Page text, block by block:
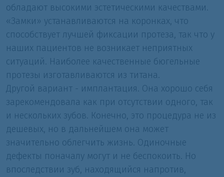
обладают высокими эстетическими качествами.
«Замки» устанавливаются на коронках, что
способствует лучшей фиксации протеза, так что у
наших пациентов не возникает неприятных
ситуаций. Наиболее качественные бюгельные
протезы изготавливаются из титана.
Другой вариант - имплантация. Она хорошо себя
зарекомендовала как при отсутствии одного, так
и нескольких зубов. Конечно, это процедура не из
дешевых, но в дальнейшем она может
значительно облегчить жизнь. Одиночные
дефекты поначалу могут и не беспокоить. Но
впоследствии зуб, находящийся напротив,